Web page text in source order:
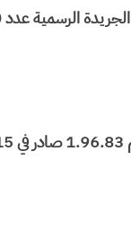
الجريدة الرسمية عدد 5480 بتاريخ 15 ذو القعدة 1427 (7 ديسمبر 2006)، ص 3761.